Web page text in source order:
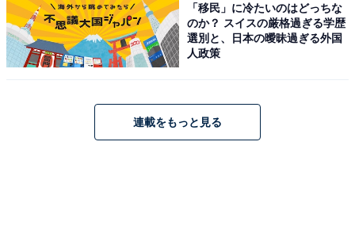
てしまうこともあるでしょう。もちろん商品に満足でき
るのは良いことですが、確認をしたらすぐに受取評価を
するクセを付けると忘れることはなくなるでしょう。
■「購入した商品」を定期的にチェック
メルカリでたくさんの商品を購入していると、どの商品
「移民」に冷たいのはどっちな
のか？ スイスの厳格過ぎる学歴
選別と、日本の曖昧過ぎる外国
人政策
連載をもっと見る